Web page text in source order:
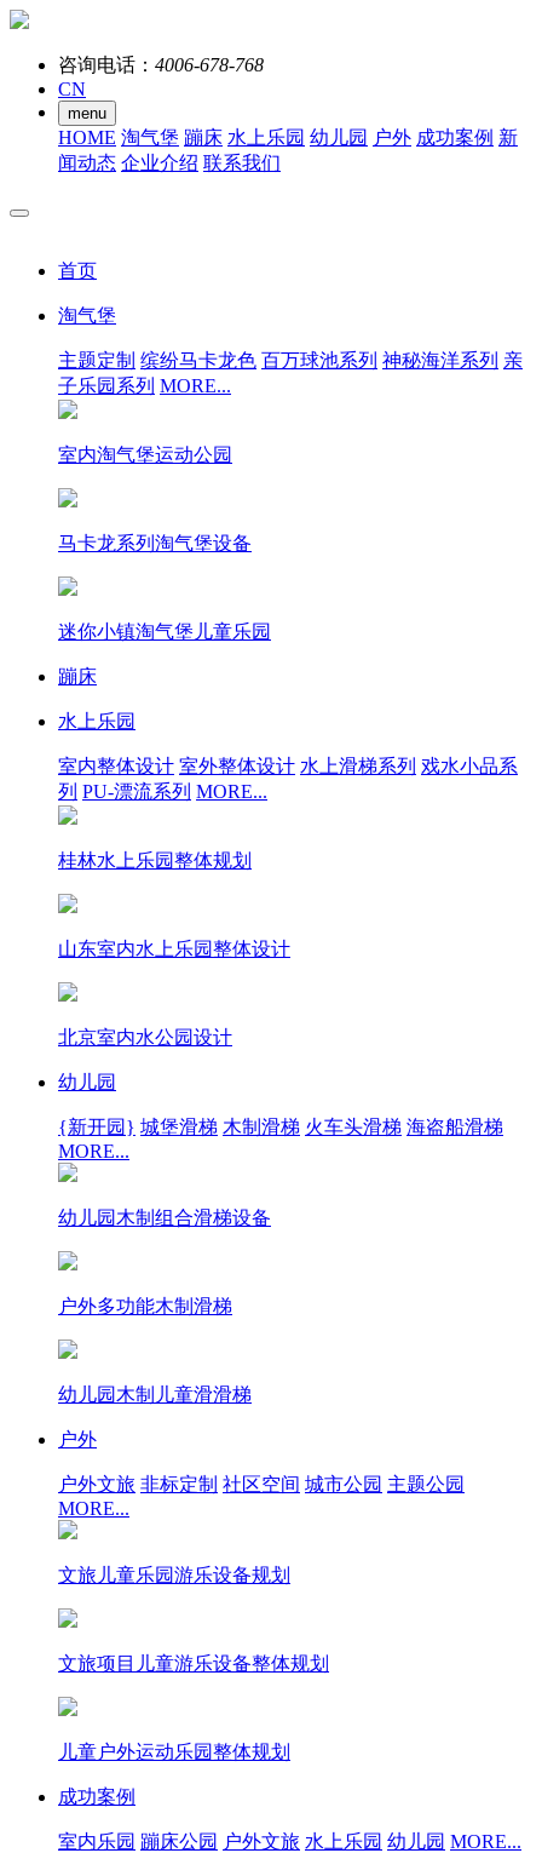
咨询电话： 4006-678-768
CN
menu
HOME 淘气堡 蹦床 水上乐园 幼儿园 户外 成功案例 新
闻动态 企业介绍 联系我们
首页
淘气堡
主题定制 缤纷马卡龙色 百万球池系列 神秘海洋系列 亲
子乐园系列 MORE...
室内淘气堡运动公园
马卡龙系列淘气堡设备
迷你小镇淘气堡儿童乐园
蹦床
水上乐园
室内整体设计 室外整体设计 水上滑梯系列 戏水小品系
列 PU-漂流系列 MORE...
桂林水上乐园整体规划
山东室内水上乐园整体设计
北京室内水公园设计
幼儿园
{新开园} 城堡滑梯 木制滑梯 火车头滑梯 海盗船滑梯
MORE...
幼儿园木制组合滑梯设备
户外多功能木制滑梯
幼儿园木制儿童滑滑梯
户外
户外文旅 非标定制 社区空间 城市公园 主题公园
MORE...
文旅儿童乐园游乐设备规划
文旅项目儿童游乐设备整体规划
儿童户外运动乐园整体规划
成功案例
室内乐园 蹦床公园 户外文旅 水上乐园 幼儿园 MORE...